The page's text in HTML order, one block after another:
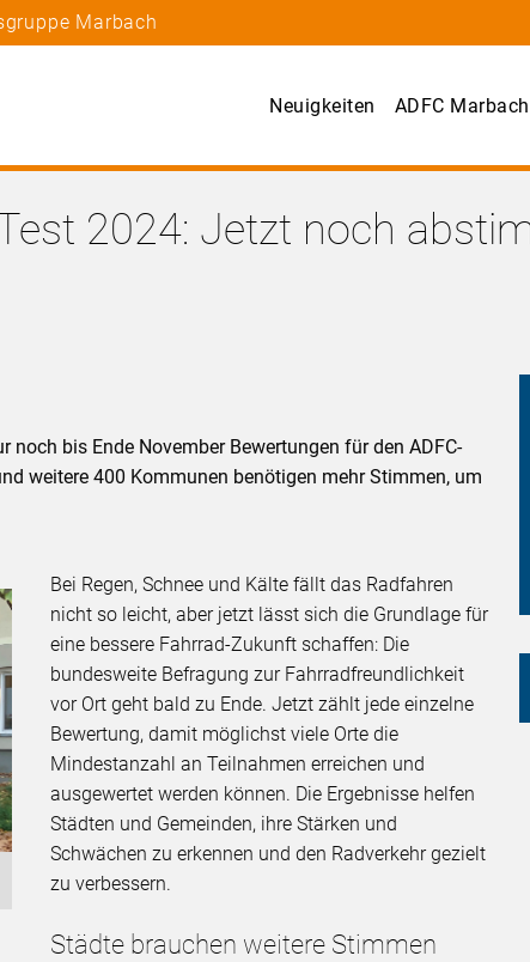
Marbach
Neuigkeiten ADFC Marbach
2024: Jetzt noch
bis Ende November Bewertungen für den ADFC-
weitere 400 Kommunen benötigen mehr Stimmen, um
Bei Regen, Schnee und Kälte fällt das Radfahren
nicht so leicht, aber jetzt lässt sich die Grundlage für
eine bessere Fahrrad-Zukunft schaffen: Die
bundesweite Befragung zur Fahrradfreundlichkeit
vor Ort geht bald zu Ende. Jetzt zählt jede einzelne
Bewertung, damit möglichst viele Orte die
Mindestanzahl an Teilnahmen erreichen und
ausgewertet werden können. Die Ergebnisse helfen
Städten und Gemeinden, ihre Stärken und
Schwächen zu erkennen und den Radverkehr gezielt
zu verbessern.
Städte brauchen weitere Stimmen